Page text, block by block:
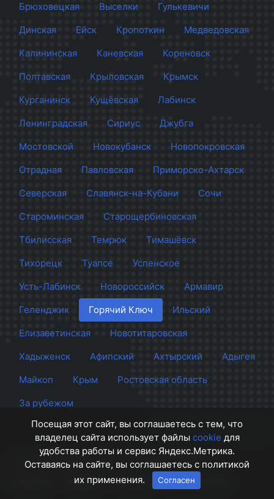
Брюховецкая
Выселки
Гулькевичи
Динская
Ейск Кропоткин
Медведовская
Калининская
Каневская
Кореновск
Полтавская
Крыловская
Крымск
Курганинск
Кущёвская
Лабинск
Ленинградская
Сириус
Джубга
Мостовской
Новокубанск
Новопокровская
Отрадная
Павловская
Приморско-Ахтарск
Северская
Славянск-на-Кубани
Сочи
Староминская
Старощербиновская
Тбилисская
Темрюк
Тимашёвск
Тихорецк
Туапсе
Успенское
Усть-Лабинск
Новороссийск
Армавир
Геленджик
Горячий Ключ
Ильский
Елизаветинская
Новотитаровская
Хадыженск
Афипский Ахтырский
Адыгея
Майкоп
Крым
Ростовская область
За рубежом
Сайт Краснодара
© 2012 - 2026 СМИ Кубани
Правила Контакты Напишите нам
Посещая этот сайт, вы соглашаетесь с тем, что
владелец сайта использует файлы cookie для
удобства работы и сервис Яндекс.Метрика.
Оставаясь на сайте, вы соглашаетесь с политикой
их применения.
Согласен